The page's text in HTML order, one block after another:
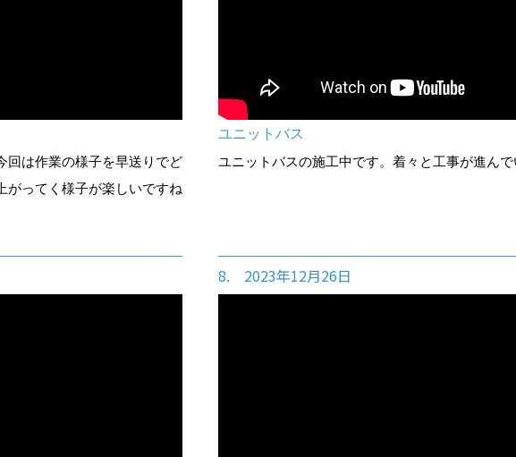
回は作業の様子を早送りでど
がってく様子が楽しいですね
ユニットバス
ユニットバスの施工中です。着々と工事が進んで
8. 2023年12月26日